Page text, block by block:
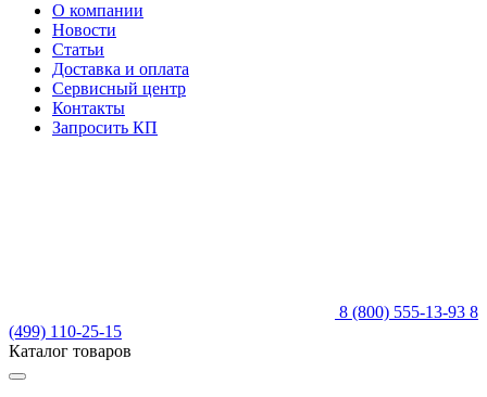
О компании
Новости
Статьи
Доставка и оплата
Сервисный центр
Контакты
Запросить КП
8 (800) 555-13-93 8
(499) 110-25-15
Каталог товаров